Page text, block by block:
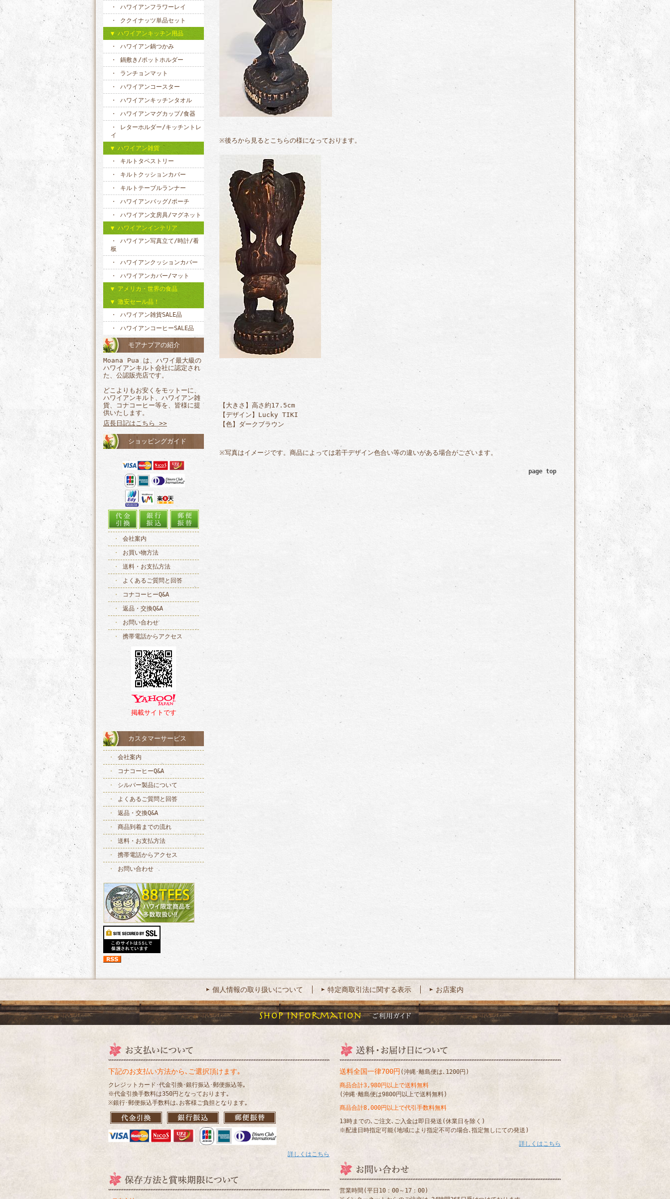
ハワイアンフラワーレイ
ククイナッツ単品セット
ハワイアンキッチン用品
ハワイアン鍋つかみ
鍋敷き/ポットホルダー
ランチョンマット
ハワイアンコースター
ハワイアンキッチンタオル
ハワイアンマグカップ/食器
レターホルダー/キッチントレ
イ
ハワイアン雑貨
キルトタペストリー
キルトクッションカバー
キルトテーブルランナー
ハワイアンバッグ/ポーチ
ハワイアン文房具/マグネット
ハワイアンインテリア
ハワイアン写真立て/時計/看
板
ハワイアンクッションカバー
ハワイアンカバー/マット
アメリカ・世界の食品
激安セール品！
ハワイアン雑貨SALE品
ハワイアンコーヒーSALE品
モアナプアの紹介
Moana Pua は、ハワイ最大級の
ハワイアンキルト会社に認定され
た、公認販売店です。
どこよりもお安くをモットーに、
ハワイアンキルト、ハワイアン雑
貨、コナコーヒー等を、皆様に提
供いたします。
店長日記はこちら >>
ショッピングガイド
会社案内
お買い物方法
送料・お支払方法
よくあるご質問と回答
コナコーヒーQ&A
返品・交換Q&A
お問い合わせ
携帯電話からアクセス
掲載サイトです
カスタマーサービス
会社案内
コナコーヒーQ&A
シルバー製品について
よくあるご質問と回答
返品・交換Q&A
商品到着までの流れ
送料・お支払方法
携帯電話からアクセス
お問い合わせ
※後ろから見るとこちらの様になっております。
【大きさ】高さ約17.5cm
【デザイン】Lucky TIKI
【色】ダークブラウン
※写真はイメージです。商品によっては若干デザイン色合い等の違いがある場合がございます。
page top
個人情報の取り扱いについて 特定商取引法に関する表示 お店案内
下記のお支払い方法から､ご選択頂けます｡
クレジットカード･代金引換･銀行振込･郵便振込等｡
※代金引換手数料は350円となっております｡
※銀行･郵便振込手数料は､お客様ご負担となります｡
詳しくはこちら
送料全国一律700円 (沖縄･離島便は､1200円)
商品合計3,980円以上で送料無料
(沖縄･離島便は9800円以上で送料無料)
商品合計8,000円以上で代引手数料無料
13時までの､ご注文､ご入金は即日発送(休業日を除く)
※配達日時指定可能(地域により指定不可の場合､指定無しにての発送)
詳しくはこちら
営業時間(平日10：00～17：00)